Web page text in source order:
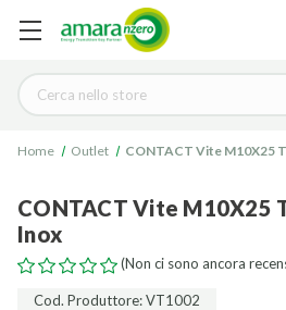
Cerca
Home Outlet CONTACT Vite M10X25
CONTACT Vite M10X25 Testa a Martello
Inox
(Non ci sono ancora
Cod. Produttore: VT1002